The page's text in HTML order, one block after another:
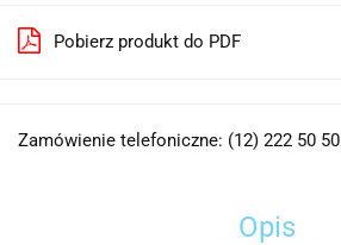
Pobierz produkt do PDF
Zamówienie telefoniczne: (12) 222 50 50
Opis